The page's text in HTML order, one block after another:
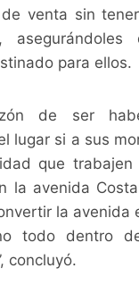
venta sin
asegurándoles
para ellos.
de ser
lugar si a sus
que
la avenida
la avenida
todo dentro
concluyó.